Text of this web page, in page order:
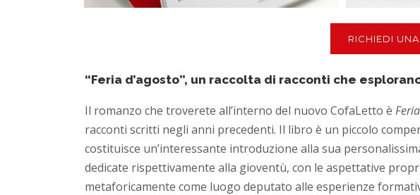
RICHIEDI
“Feria d’agosto”, un raccolta di racconti che
Il romanzo che troverete all’interno del nuovo CofaLetto è
racconti scritti negli anni precedenti. Il libro è un piccolo
costituisce un’interessante introduzione alla sua
dedicate rispettivamente alla gioventù, con le aspettative
metaforicamente come luogo deputato alle esperienze